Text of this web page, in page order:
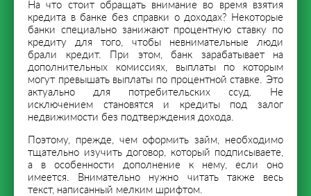
На что стоит обращать внимание во время взятия
кредита в банке без справки о доходах? Некоторые
банки специально занижают процентную ставку по
кредиту для того, чтобы невнимательные люди
брали кредит. При этом, банк зарабатывает на
дополнительных комиссиях, выплаты по которым
могут превышать выплаты по процентной ставке. Это
актуально для потребительских ссуд. Не
исключением становятся и кредиты под залог
недвижимости без подтверждения дохода.
Поэтому, прежде, чем оформить займ, необходимо
тщательно изучить договор, который подписываете,
а в особенности дополнение к нему, если оно
имеется. Внимательно нужно читать также весь
текст, написанный мелким шрифтом.